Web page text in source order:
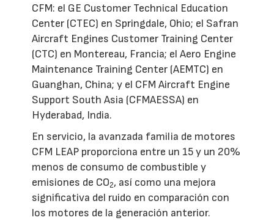
CFM: el GE Customer Technical Education
Center (CTEC) en Springdale, Ohio; el Safran
Aircraft Engines Customer Training Center
(CTC) en Montereau, Francia; el Aero Engine
Maintenance Training Center (AEMTC) en
Guanghan, China; y el CFM Aircraft Engine
Support South Asia (CFMAESSA) en
Hyderabad, India.
En servicio, la avanzada familia de motores
CFM LEAP proporciona entre un 15 y un 20%
menos de consumo de combustible y
emisiones de CO2, así como una mejora
significativa del ruido en comparación con
los motores de la generación anterior.